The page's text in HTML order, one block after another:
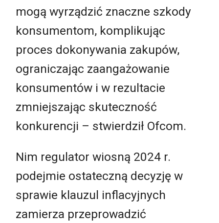
mogą wyrządzić znaczne szkody
konsumentom, komplikując
proces dokonywania zakupów,
ograniczając zaangażowanie
konsumentów i w rezultacie
zmniejszając skuteczność
konkurencji – stwierdził Ofcom.
Nim regulator wiosną 2024 r.
podejmie ostateczną decyzję w
sprawie klauzul inflacyjnych
zamierza przeprowadzić